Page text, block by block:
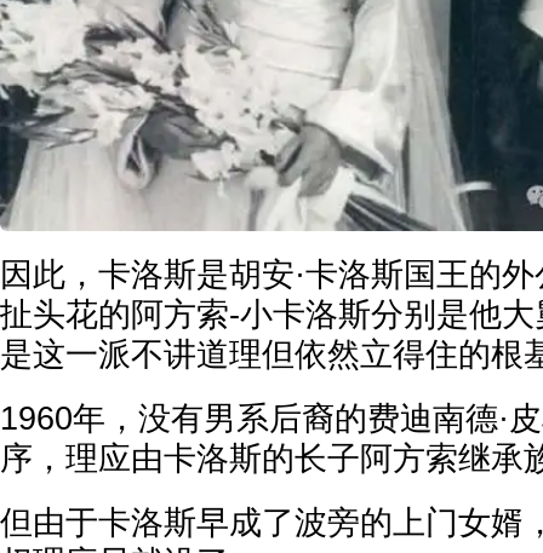
因此，卡洛斯是胡安·卡洛斯国王的
扯头花的阿方索-小卡洛斯分别是他
是这一派不讲道理但依然立得住的根
1960年，没有男系后裔的费迪南德·
序，理应由卡洛斯的长子阿方索继承
但由于卡洛斯早成了波旁的上门女婿